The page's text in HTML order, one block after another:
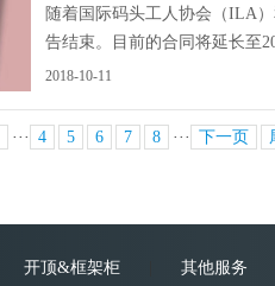
随着国际码头工人协会（ILA
告结束。目前的合同将延长至
湾沿岸的大多数港口都已恢复
2018-10-11
··· 4 5 6 7 8 ··· 下一页
开顶&框架柜 其他服务